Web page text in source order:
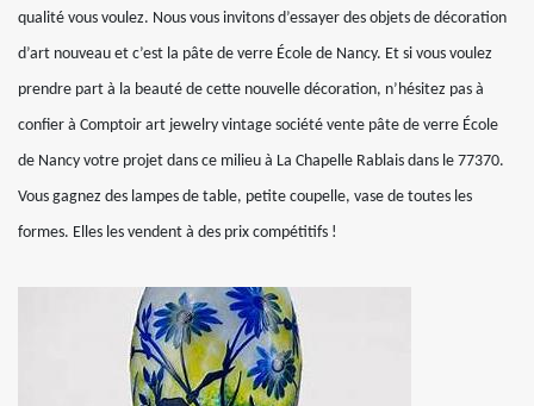
qualité vous voulez. Nous vous invitons d’essayer des objets de décoration
d’art nouveau et c’est la pâte de verre École de Nancy. Et si vous voulez
prendre part à la beauté de cette nouvelle décoration, n’hésitez pas à
confier à Comptoir art jewelry vintage société vente pâte de verre École
de Nancy votre projet dans ce milieu à La Chapelle Rablais dans le 77370.
Vous gagnez des lampes de table, petite coupelle, vase de toutes les
formes. Elles les vendent à des prix compétitifs !